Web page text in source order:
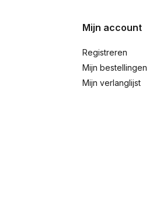
Mijn account
Registreren
Mijn bestellingen
Mijn verlanglijst